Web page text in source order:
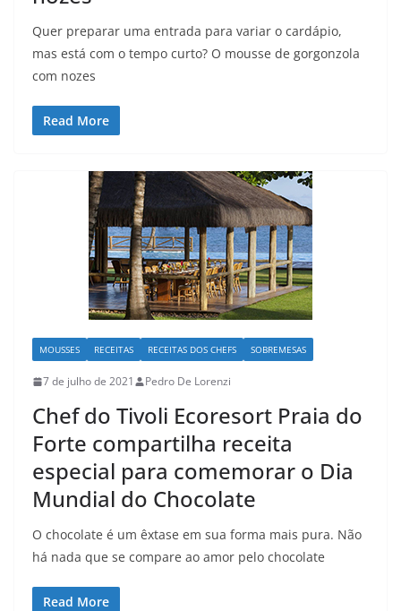
Quer preparar uma entrada para variar o cardápio,
mas está com o tempo curto? O mousse de gorgonzola
com nozes
Read More
MOUSSES RECEITAS RECEITAS DOS CHEFS SOBREMESAS
7 de julho de 2021 Pedro De Lorenzi
Chef do Tivoli Ecoresort Praia do
Forte compartilha receita
especial para comemorar o Dia
Mundial do Chocolate
O chocolate é um êxtase em sua forma mais pura. Não
há nada que se compare ao amor pelo chocolate
Read More